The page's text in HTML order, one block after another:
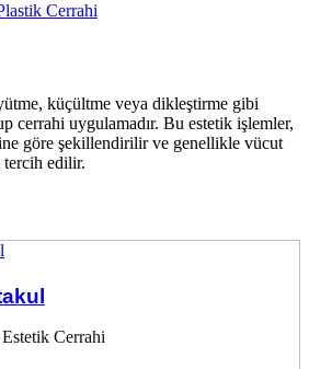
Cerrahi
küçültme veya dikleştirme gibi
cerrahi uygulamadır. Bu estetik işlemler,
göre şekillendirilir ve genellikle vücut
tercih edilir.
Cerrahi